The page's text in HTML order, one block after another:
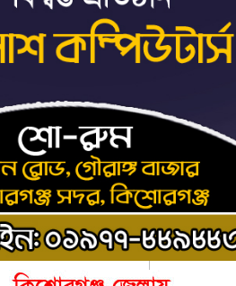
তাড়াইলে রাউতি মানবসেবা
ফাউন্ডেশনের আয়োজনে কাফন-
দাফন বিষয়ক বিশেষ প্রশিক্ষণ
৪ বিভাগে অতি ভারি বৃষ্টির
সতর্কবার্তা